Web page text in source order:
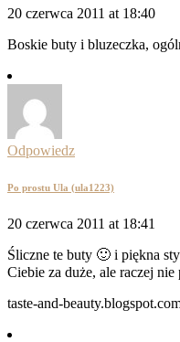
20 czerwca 2011 at 18:40
Boskie buty i bluzeczka,
Odpowiedz
Po prostu Ula (ula1223)
20 czerwca 2011 at 18:41
Śliczne te buty 🙂 i piękna
Ciebie za duże, ale raczej
taste-and-